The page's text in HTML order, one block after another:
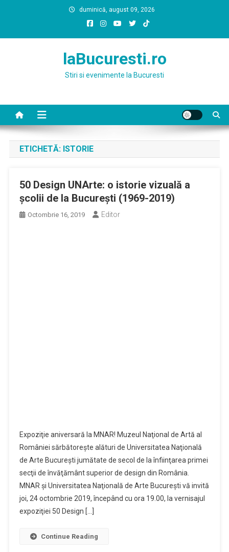
duminică, august 09, 2026
laBucuresti.ro
Stiri si evenimente la Bucuresti
ETICHETĂ: ISTORIE
50 Design UNArte: o istorie vizuală a
şcolii de la Bucureşti (1969-2019)
Octombrie 16, 2019 Editor
Expoziţie aniversară la MNAR! Muzeul Naţional de Artă al
României sărbătoreşte alături de Universitatea Naţională
de Arte Bucureşti jumătate de secol de la înfiinţarea primei
secţii de învăţământ superior de design din România.
MNAR şi Universitatea Naţională de Arte Bucureşti vă invită
joi, 24 octombrie 2019, începând cu ora 19.00, la vernisajul
expoziţiei 50 Design […]
Continue Reading